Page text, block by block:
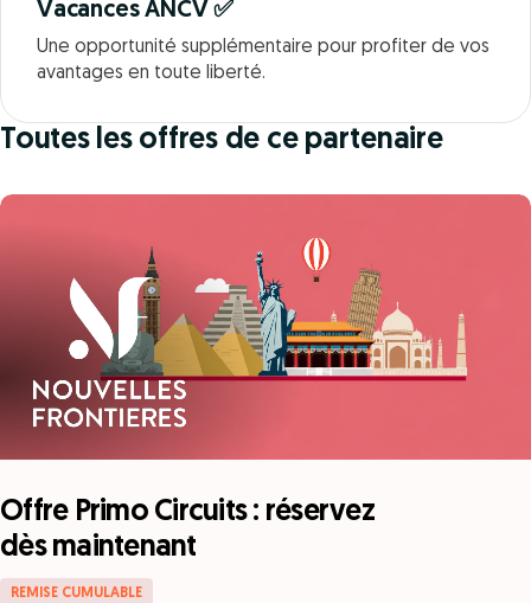
Vacances ANCV ✅
Une opportunité supplémentaire pour profiter de vos
avantages en toute liberté.
Toutes les offres de ce partenaire
Offre Primo Circuits : réservez
dès maintenant
REMISE CUMULABLE